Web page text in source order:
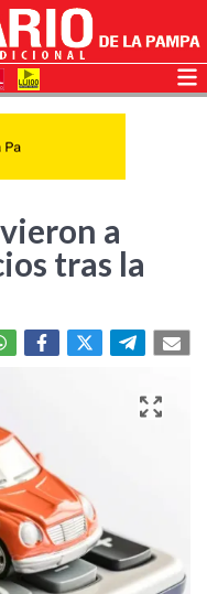
a
tras la